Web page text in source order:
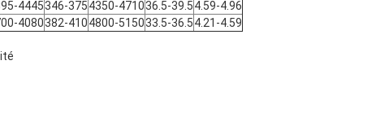
4445346-3754350-471036.5-39.54.59-4.96
4080382-4104800-515033.5-36.54.21-4.59